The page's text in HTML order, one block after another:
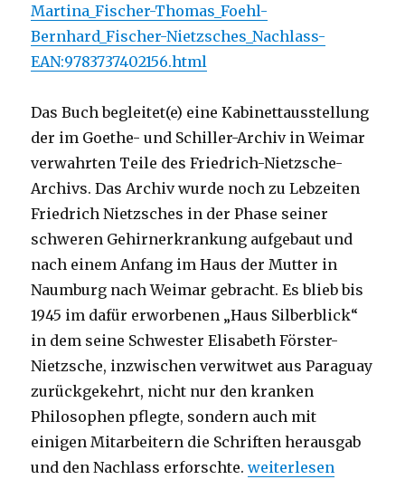
Martina_Fischer-Thomas_Foehl-
Bernhard_Fischer-Nietzsches_Nachlass-
EAN:9783737402156.html
Das Buch begleitet(e) eine Kabinettausstellung
der im Goethe- und Schiller-Archiv in Weimar
verwahrten Teile des Friedrich-Nietzsche-
Archivs. Das Archiv wurde noch zu Lebzeiten
Friedrich Nietzsches in der Phase seiner
schweren Gehirnerkrankung aufgebaut und
nach einem Anfang im Haus der Mutter in
Naumburg nach Weimar gebracht. Es blieb bis
1945 im dafür erworbenen „Haus Silberblick“
in dem seine Schwester Elisabeth Förster-
Nietzsche, inzwischen verwitwet aus Paraguay
zurückgekehrt, nicht nur den kranken
Philosophen pflegte, sondern auch mit
einigen Mitarbeitern die Schriften herausgab
und den Nachlass erforschte.„Nietzsches Archiv,
weiterlesen